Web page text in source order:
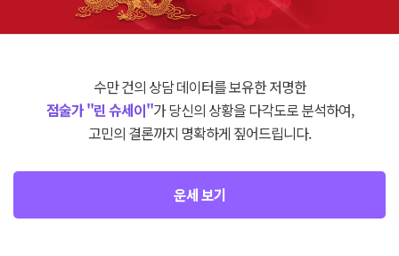
수만 건의 상담 데이터를 보유한 저명한
점술가 "린 슈세이"가 당신의 상황을 다각도로 분석하여,
고민의 결론까지 명확하게 짚어드립니다.
운세 보기